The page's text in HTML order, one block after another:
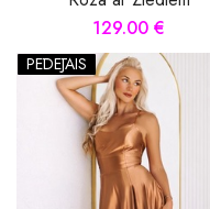
129.00 €
PĒDĒJAIS